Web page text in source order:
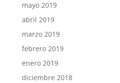
mayo 2019
abril 2019
marzo 2019
febrero 2019
enero 2019
diciembre 2018